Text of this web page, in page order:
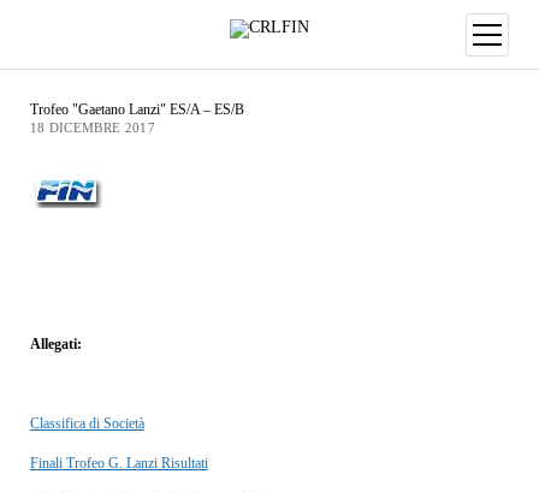
Trofeo "Gaetano Lanzi" ES/A – ES/B
18 DICEMBRE 2017
Allegati:
Classifica di Società
Finali Trofeo G. Lanzi Risultati